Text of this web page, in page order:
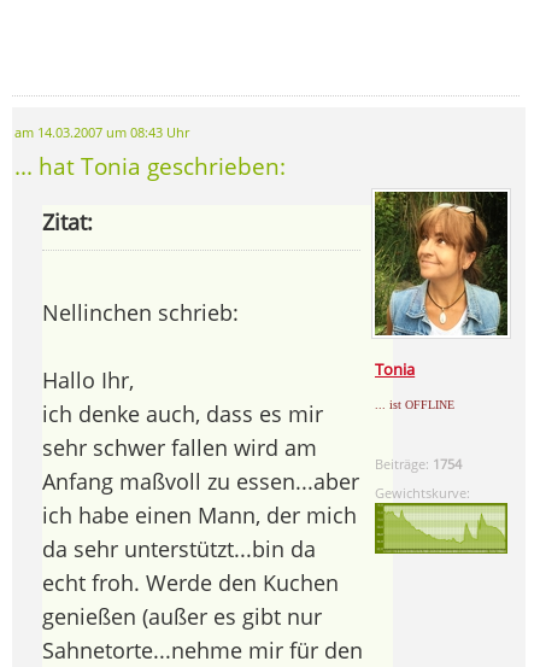
am 14.03.2007 um 08:43 Uhr
... hat Tonia geschrieben:
Tonia
... ist OFFLINE
Beiträge: 1754
Gewichtskurve:
Zitat:
Nellinchen schrieb:
Hallo Ihr,
ich denke auch, dass es mir
sehr schwer fallen wird am
Anfang maßvoll zu essen...aber
ich habe einen Mann, der mich
da sehr unterstützt...bin da
echt froh. Werde den Kuchen
genießen (außer es gibt nur
Sahnetorte...nehme mir für den